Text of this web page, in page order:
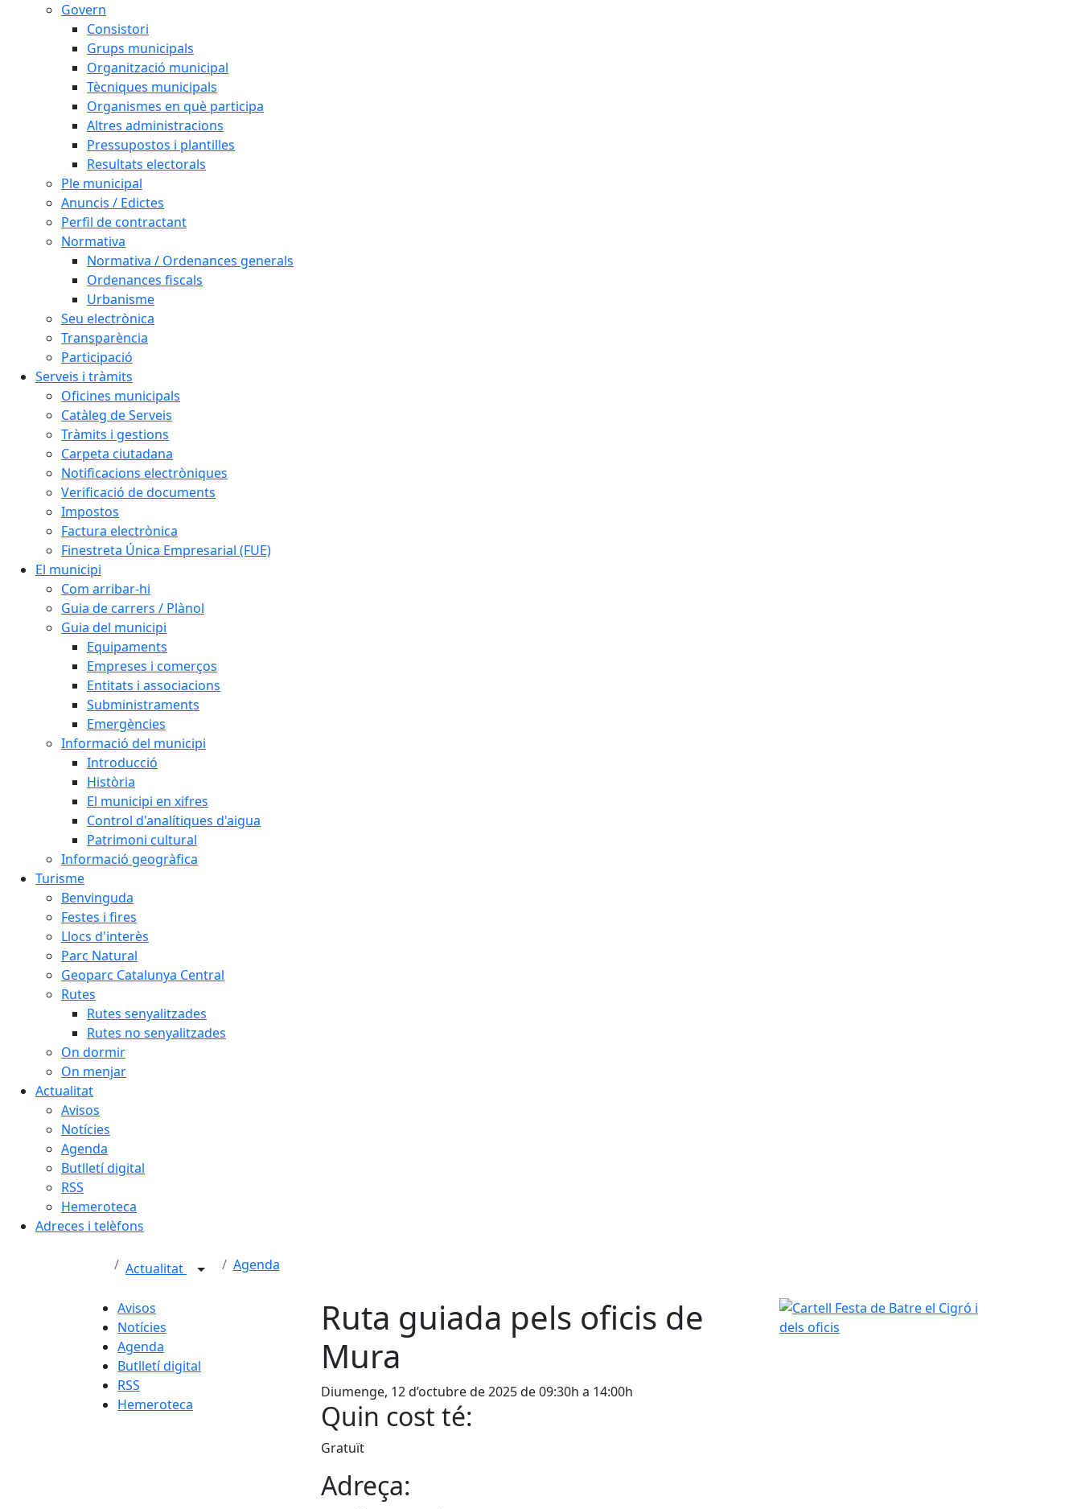
Govern
Consistori
Grups municipals
Organització municipal
Tècniques municipals
Organismes en què participa
Altres administracions
Pressupostos i plantilles
Resultats electorals
Ple municipal
Anuncis / Edictes
Perfil de contractant
Normativa
Normativa / Ordenances generals
Ordenances fiscals
Urbanisme
Seu electrònica
Transparència
Participació
Serveis i tràmits
Oficines municipals
Catàleg de Serveis
Tràmits i gestions
Carpeta ciutadana
Notificacions electròniques
Verificació de documents
Impostos
Factura electrònica
Finestreta Única Empresarial (FUE)
El municipi
Com arribar-hi
Guia de carrers / Plànol
Guia del municipi
Equipaments
Empreses i comerços
Entitats i associacions
Subministraments
Emergències
Informació del municipi
Introducció
Història
El municipi en xifres
Control d'analítiques d'aigua
Patrimoni cultural
Informació geogràfica
Turisme
Benvinguda
Festes i fires
Llocs d'interès
Parc Natural
Geoparc Catalunya Central
Rutes
Rutes senyalitzades
Rutes no senyalitzades
On dormir
On menjar
Actualitat
Avisos
Notícies
Agenda
Butlletí digital
RSS
Hemeroteca
Adreces i telèfons
Actualitat Agenda
Avisos
Notícies
Agenda
Butlletí digital
RSS
Hemeroteca
Ruta guiada pels oficis de
Mura
Diumenge, 12 d’octubre de 2025 de 09:30h a 14:00h
Quin cost té:
Gratuït
Adreça:
Cartell Festa de Batre el Cigró i dels oficis